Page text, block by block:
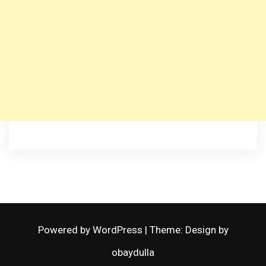
Powered by WordPress | Theme: Design by
obaydulla